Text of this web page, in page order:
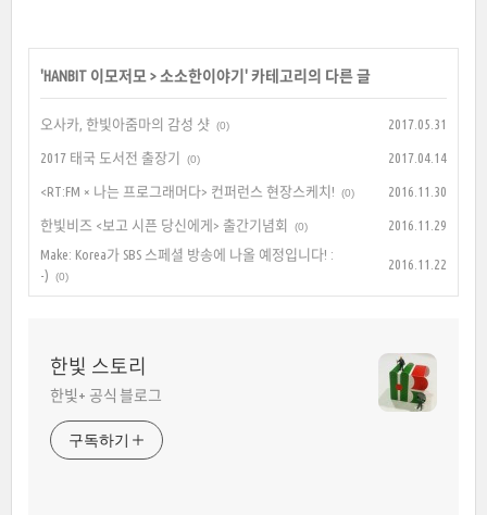
'HANBIT 이모저모>소소한이야기 ' 카테고리의 다른 글
오사카, 한빛아줌마의 감성 샷 (0) 2017.05.31
2017 태국 도서전 출장기 (0) 2017.04.14
<RT:FM × 나는 프로그래머다> 컨퍼런스 현장스케치! (0) 2016.11.30
한빛비즈 <보고 시픈 당신에게> 출간기념회 (0)
2016.11.29
Make: Korea가 SBS 스페셜 방송에 나올 예정입니다! :
-)
(0)
2016.11.22
한빛 스토리
한빛+ 공식 블로그
구독하기